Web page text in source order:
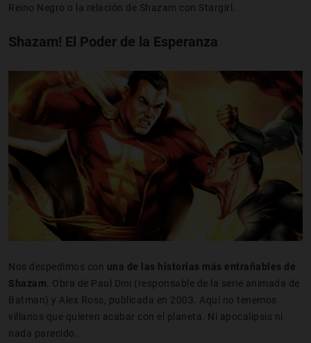
Reino Negro o la relación de Shazam con Stargirl.
Shazam! El Poder de la Esperanza
Nos despedimos con una de las historias más entrañables de
Shazam . Obra de Paul Dini (responsable de la serie animada de
Batman) y Alex Ross, publicada en 2003. Aquí no tenemos
villanos que quieren acabar con el planeta. Ni apocalipsis ni
nada parecido.